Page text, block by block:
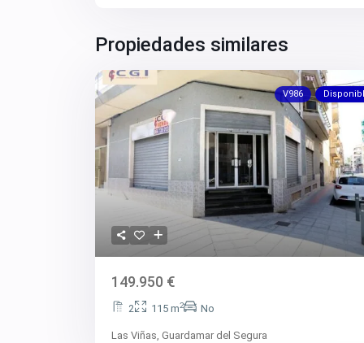
Propiedades similares
V986
149.950 €
2 115 m2 No
Las Viñas, Guardamar del Segura